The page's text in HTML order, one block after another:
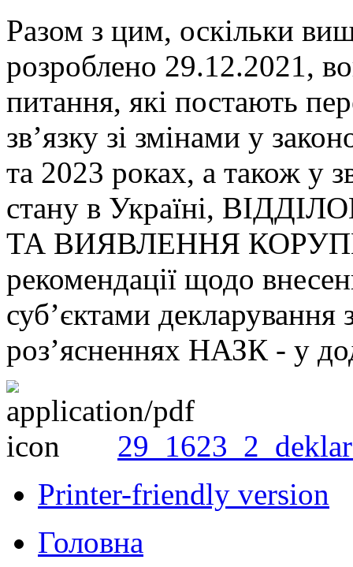
Разом з цим, оскільки
розроблено 29.12.2021,
питання, які постають
зв’язку зі змінами у
та 2023 роках, а також у
стану в Україні,
ТА ВИЯВЛЕННЯ
рекомендації щодо
суб’єктами декларування
роз’ясненнях НАЗК - у
Printer-friendly version
Головна